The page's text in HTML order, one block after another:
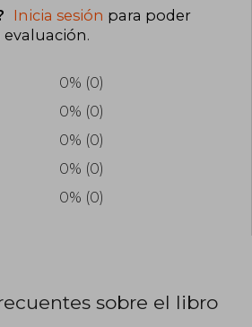
Inicia sesión para poder
.
0% (0)
0% (0)
0% (0)
0% (0)
0% (0)
sobre el libro